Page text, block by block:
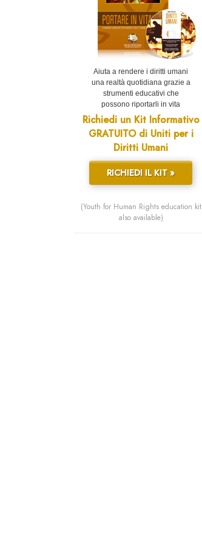
Aiuta a rendere i diritti umani
una realtà quotidiana grazie a
strumenti educativi che
possono riportarli in vita
Richiedi un Kit Informativo
GRATUITO di Uniti per i
Diritti Umani
RICHIEDI IL KIT »
(Youth for Human Rights education kit
also available)